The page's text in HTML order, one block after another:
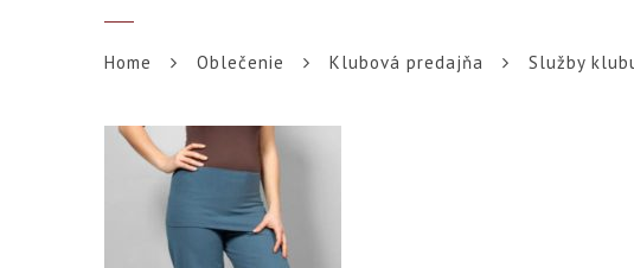
Home Oblečenie Klubová predajňa Služby